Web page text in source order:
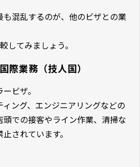
混乱するのが、他のビザとの業
してみましょう。
際業務（技人国）
ビザ。
ング、エンジニアリングなどの
での接客やライン作業、清掃な
されています。